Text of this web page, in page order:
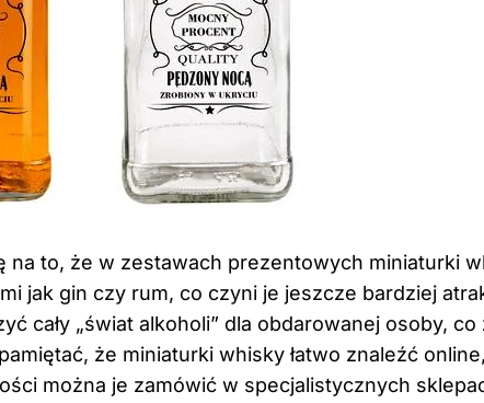
na to, że w zestawach prezentowych miniaturki
jak gin czy rum, co czyni je jeszcze bardziej
cały „świat alkoholi” dla obdarowanej osoby,
że miniaturki whisky łatwo znaleźć
można je zamówić w specjalistycznych